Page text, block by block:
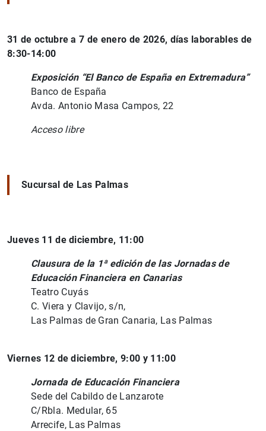
31 de octubre a 7 de enero de 2026, días laborables de
8:30-14:00
Exposición “El Banco de España en Extremadura”
Banco de España
Avda. Antonio Masa Campos, 22
Acceso libre
Sucursal de Las Palmas
Jueves 11 de diciembre, 11:00
Clausura de la 1ª edición de las Jornadas de
Educación Financiera en Canarias
Teatro Cuyás
C. Viera y Clavijo, s/n,
Las Palmas de Gran Canaria, Las Palmas
Viernes 12 de diciembre, 9:00 y 11:00
Jornada de Educación Financiera
Sede del Cabildo de Lanzarote
C/Rbla. Medular, 65
Arrecife, Las Palmas